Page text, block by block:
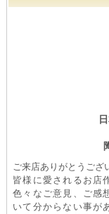
ご来店ありがとうござ
皆様に愛されるお店
色々なご意見、ご感
いて分からない事が